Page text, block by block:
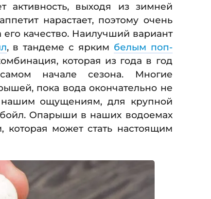
активность, выходя из зимней
нарастает, поэтому очень
качество. Наилучший вариант
, в тандеме с ярким белым поп-
которая из года в год
начале сезона. Многие
пока вода окончательно не
нашим ощущениям, для крупной
Опарыши в наших водоемах
которая может стать настоящим